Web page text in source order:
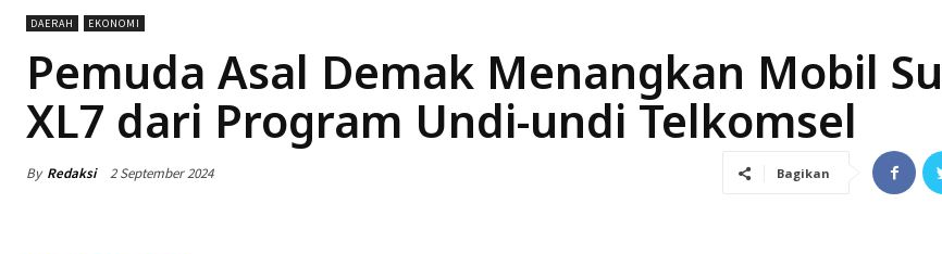
DAERAH EKONOMI
Pemuda Asal Demak Menangkan Mobil
XL7 dari Program Undi-undi Telkomsel
By Redaksi 2 September 2024 Bagikan